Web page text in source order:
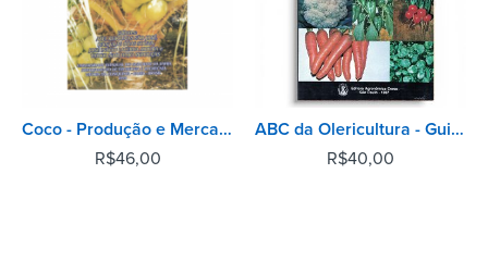
Coco - Produção e Mercado
R$46,00
ABC da Olericultura - Guia da pequena horta
R$40,00